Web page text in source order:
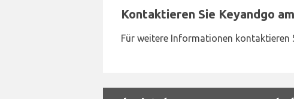
Kontaktieren Sie Keyandgo
Für weitere Informationen kontaktieren